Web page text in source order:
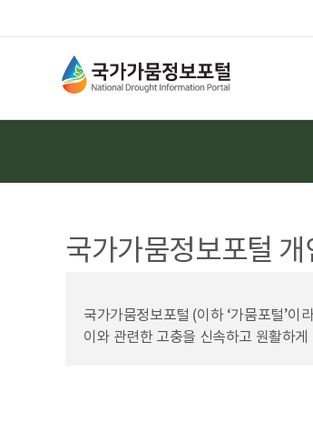
국가가뭄정보포털
국가가뭄정보포털 (이하 ‘가뭄포털’
이와 관련한 고충을 신속하고 원활하